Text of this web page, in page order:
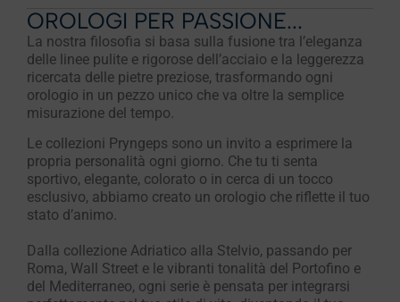
OROLOGI PER PASSIONE...
La nostra filosofia si basa sulla fusione tra l’eleganza
delle linee pulite e rigorose dell’acciaio e la leggerezza
ricercata delle pietre preziose, trasformando ogni
orologio in un pezzo unico che va oltre la semplice
misurazione del tempo.
Le collezioni Pryngeps sono un invito a esprimere la
propria personalità ogni giorno. Che tu ti senta
sportivo, elegante, colorato o in cerca di un tocco
esclusivo, abbiamo creato un orologio che riflette il tuo
stato d’animo.
Dalla collezione Adriatico alla Stelvio, passando per
Roma, Wall Street e le vibranti tonalità del Portofino e
del Mediterraneo, ogni serie è pensata per integrarsi